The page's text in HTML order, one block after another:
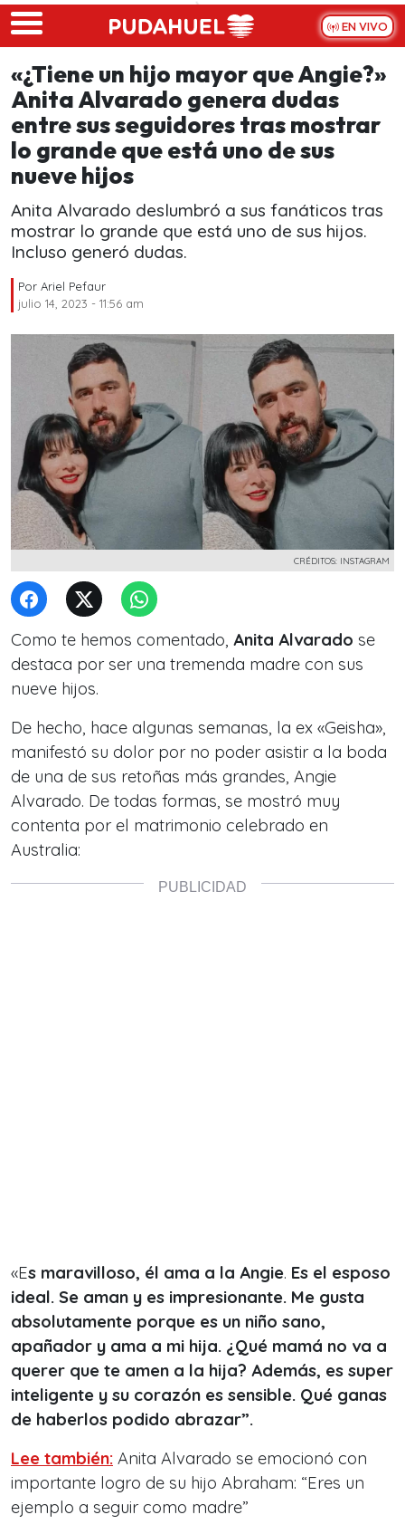
Skip to main content
EN VIVO
«¿Tiene un hijo mayor que Angie?»
Anita Alvarado genera dudas
entre sus seguidores tras mostrar
lo grande que está uno de sus
nueve hijos
Anita Alvarado deslumbró a sus fanáticos tras
mostrar lo grande que está uno de sus hijos.
Incluso generó dudas.
Por Ariel Pefaur
julio 14, 2023 - 11:56 am
CRÉDITOS: INSTAGRAM
Como te hemos comentado, Anita Alvarado se
destaca por ser una tremenda madre con sus
nueve hijos.
De hecho, hace algunas semanas, la ex «Geisha»,
manifestó su dolor por no poder asistir a la boda
de una de sus retoñas más grandes, Angie
Alvarado. De todas formas, se mostró muy
contenta por el matrimonio celebrado en
Australia:
«Es maravilloso, él ama a la Angie. Es el esposo
ideal. Se aman y es impresionante. Me gusta
absolutamente porque es un niño sano,
apañador y ama a mi hija. ¿Qué mamá no va a
querer que te amen a la hija? Además, es super
inteligente y su corazón es sensible. Qué ganas
de haberlos podido abrazar”.
Lee también: Anita Alvarado se emocionó con
importante logro de su hijo Abraham: “Eres un
ejemplo a seguir como madre”